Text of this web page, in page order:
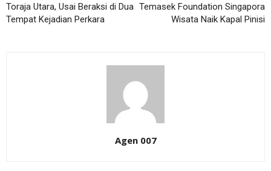
Toraja Utara, Usai Beraksi di Dua
Tempat Kejadian Perkara
Temasek Foundation Singapora
Wisata Naik Kapal Pinisi
Agen 007